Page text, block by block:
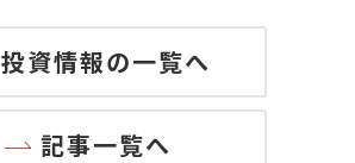
投資情報の一覧へ
記事一覧へ